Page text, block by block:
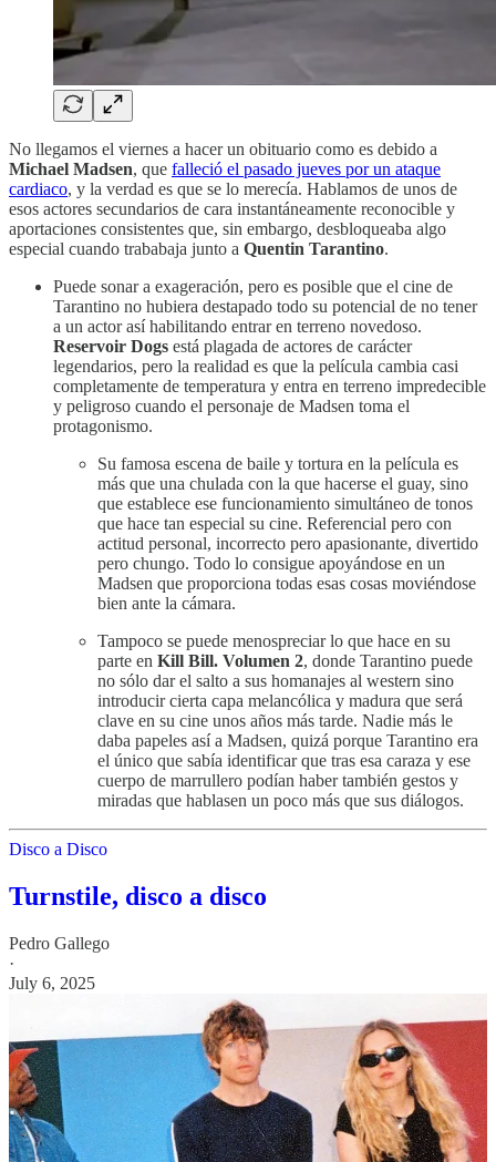
No llegamos el viernes a hacer un obituario como es debido a
Michael Madsen, que falleció el pasado jueves por un ataque
cardiaco, y la verdad es que se lo merecía. Hablamos de unos de
esos actores secundarios de cara instantáneamente reconocible y
aportaciones consistentes que, sin embargo, desbloqueaba algo
especial cuando trababaja junto a Quentin Tarantino.
Puede sonar a exageración, pero es posible que el cine de
Tarantino no hubiera destapado todo su potencial de no tener
a un actor así habilitando entrar en terreno novedoso.
Reservoir Dogs está plagada de actores de carácter
legendarios, pero la realidad es que la película cambia casi
completamente de temperatura y entra en terreno impredecible
y peligroso cuando el personaje de Madsen toma el
protagonismo.
Su famosa escena de baile y tortura en la película es
más que una chulada con la que hacerse el guay, sino
que establece ese funcionamiento simultáneo de tonos
que hace tan especial su cine. Referencial pero con
actitud personal, incorrecto pero apasionante, divertido
pero chungo. Todo lo consigue apoyándose en un
Madsen que proporciona todas esas cosas moviéndose
bien ante la cámara.
Tampoco se puede menospreciar lo que hace en su
parte en Kill Bill. Volumen 2, donde Tarantino puede
no sólo dar el salto a sus homanajes al western sino
introducir cierta capa melancólica y madura que será
clave en su cine unos años más tarde. Nadie más le
daba papeles así a Madsen, quizá porque Tarantino era
el único que sabía identificar que tras esa caraza y ese
cuerpo de marrullero podían haber también gestos y
miradas que hablasen un poco más que sus diálogos.
Disco a Disco
Turnstile, disco a disco
Pedro Gallego
·
July 6, 2025